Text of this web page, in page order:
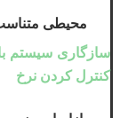
محیطی متناسب
سازگاری سیستم
کنترل کردن نرخ